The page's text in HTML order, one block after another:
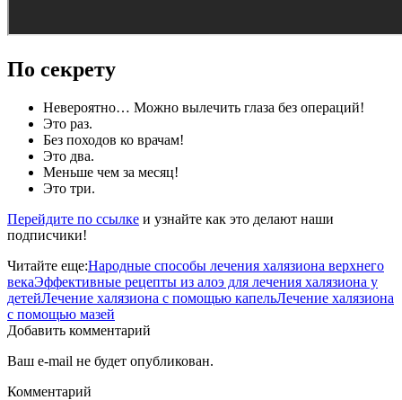
По секрету
Невероятно… Можно вылечить глаза без операций!
Это раз.
Без походов ко врачам!
Это два.
Меньше чем за месяц!
Это три.
Перейдите по ссылке и узнайте как это делают наши
подписчики!
Читайте еще:Народные способы лечения халязиона верхнего
векаЭффективные рецепты из алоэ для лечения халязиона у
детейЛечение халязиона с помощью капельЛечение халязиона
с помощью мазей
Добавить комментарий
Ваш e-mail не будет опубликован.
Комментарий